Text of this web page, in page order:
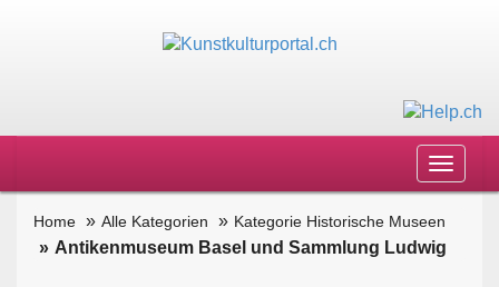
Toggle
Home Alle Kategorien Kategorie Historische Museen
Antikenmuseum Basel und Sammlung Ludwig